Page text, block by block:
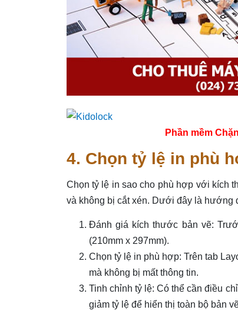
Phần mềm
4. Chọn tỷ lệ in phù
Chọn tỷ lệ in sao cho phù hợp với kích
và không bị cắt xén. Dưới đây là hướng
Đánh giá kích thước bản vẽ:
(210mm x 297mm).
Chọn tỷ lệ in phù hợp: Trên tab
mà không bị mất thông tin.
Tinh chỉnh tỷ lệ: Có thể cần điều
giảm tỷ lệ để hiển thị toàn bộ bản